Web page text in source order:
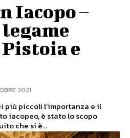
Iacopo –
e
2021
più piccoli l’importanza e il
iacopeo, è stato lo scopo
che si è...